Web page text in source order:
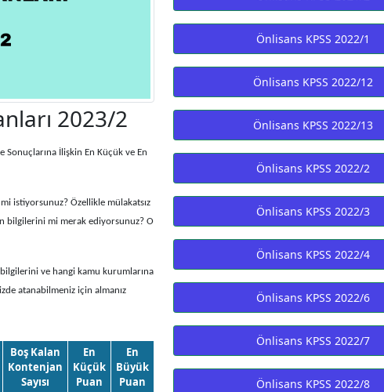
2023/2
Sonuçlarına İlişkin En Küçük ve En
istiyorsunuz? Özellikle mülakatsız
bilgilerini mi merak ediyorsunuz? O
ve hangi kamu kurumlarına
atanabilmeniz için almanız
Boş Kalan
Kontenjan
Sayısı
En
Küçük
Puan
En
Büyük
Puan
Önlisans KPSS 2022/1
Önlisans KPSS 2022/12
Önlisans KPSS 2022/13
Önlisans KPSS 2022/2
Önlisans KPSS 2022/3
Önlisans KPSS 2022/4
Önlisans KPSS 2022/6
Önlisans KPSS 2022/7
Önlisans KPSS 2022/8